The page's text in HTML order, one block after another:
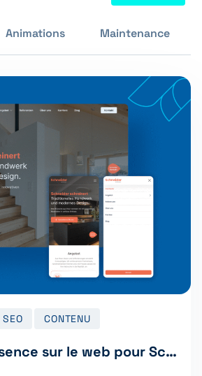
Animations Maintenance
SEO CONTENU
Nouvelle présence sur le web pour Schneider Innenausbau AG